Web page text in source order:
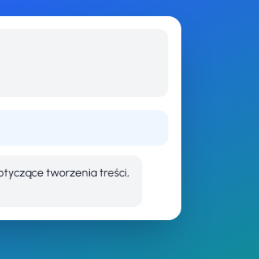
tworzenia treści,